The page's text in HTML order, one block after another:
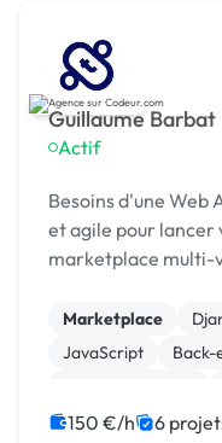
Guillaume Barbat
Actif
Besoins d'une Web
et agile pour lancer
marketplace multi-
Marketplace
JavaScript
Back-
CSS, HTML, XML
150 €/h 6